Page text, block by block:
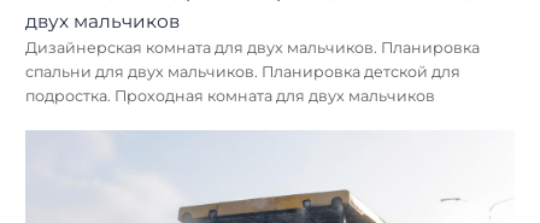
Дизайнерская комната для двух мальчиков. Планировка
спальни для двух мальчиков. Планировка детской для
подростка. Проходная комната для двух мальчиков